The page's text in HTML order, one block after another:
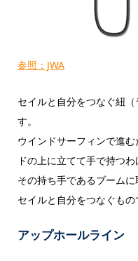
参照：JWA
セイルと自分をつなぐ紐
す。
ウインドサーフィンで進
ドの上に立てて手で持つ
その持ち手であるブーム
セイルと自分をつなぐもの
アップホールライン